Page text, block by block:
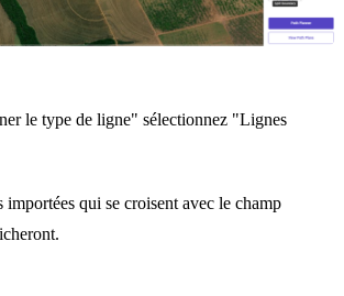
le type de ligne" sélectionnez "Lignes
importées qui se croisent avec le champ